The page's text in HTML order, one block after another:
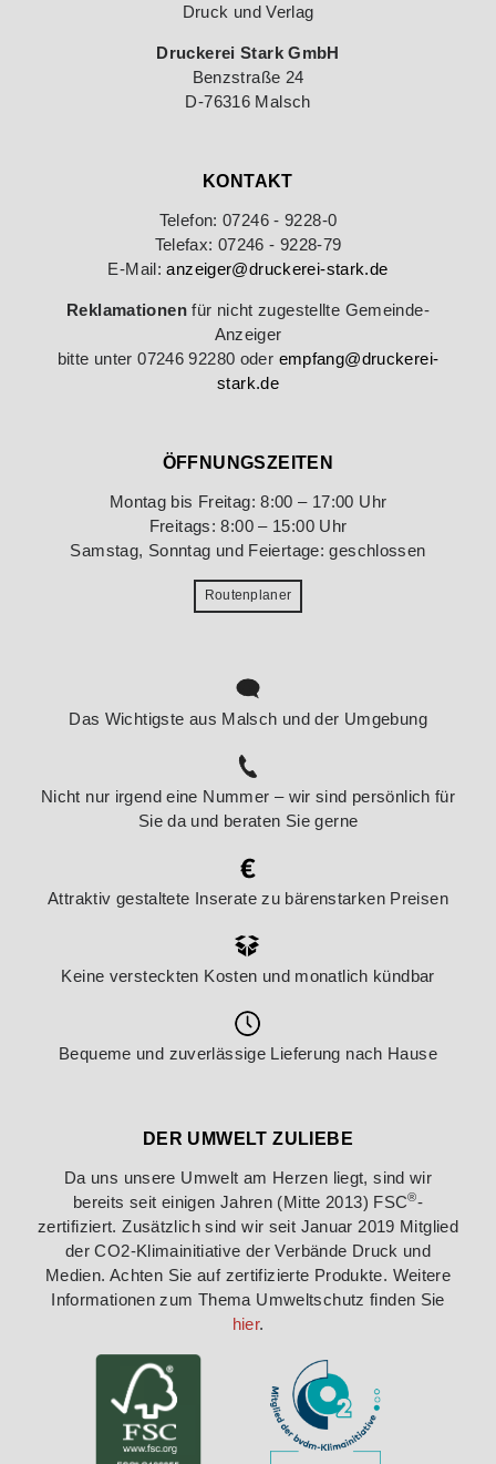
Druck und Verlag
Druckerei Stark GmbH
Benzstraße 24
D-76316 Malsch
KONTAKT
Telefon: 07246 - 9228-0
Telefax: 07246 - 9228-79
E-Mail:anzeiger@druckerei-stark.de
Reklamationenfür nicht zugestellte Gemeinde-
Anzeiger
bitte unter 07246 92280 oder empfang@druckerei-
stark.de
ÖFFNUNGSZEITEN
Montag bis Freitag: 8:00 – 17:00 Uhr
Freitags: 8:00 – 15:00 Uhr
Samstag, Sonntag und Feiertage: geschlossen
Routenplaner
Das Wichtigste aus Malsch und der Umgebung
Nicht nur irgend eine Nummer – wir sind persönlich für
Sie da und beraten Sie gerne
Attraktiv gestaltete Inserate zu bärenstarken Preisen
Keine versteckten Kosten und monatlich kündbar
Bequeme und zuverlässige Lieferung nach Hause
DER UMWELT ZULIEBE
Da uns unsere Umwelt am Herzen liegt, sind wir
bereits seit einigen Jahren (Mitte 2013) FSC®-
zertifiziert. Zusätzlich sind wir seit Januar 2019 Mitglied
der CO2-Klimainitiative der Verbände Druck und
Medien. Achten Sie auf zertifizierte Produkte. Weitere
Informationen zum Thema Umweltschutz finden Sie
hier.